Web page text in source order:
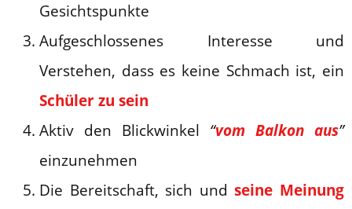
Gesichtspunkte
Aufgeschlossenes Interesse und
Verstehen, dass es keine Schmach ist, ein
Schüler zu sein
Aktiv den Blickwinkel “vom Balkon aus”
einzunehmen
Die Bereitschaft, sich undseine Meinung